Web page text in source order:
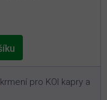
krmení pro KOI kapry a